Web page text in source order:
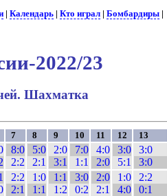
|Календарь |Кто играл |Бомбардиры
2022/23
Шахматка
7 8 9 10 11 12 13
8:0
2:2
5:0
2:1
2:0
3:1
7:0
1:1
4:0
2:0
3:0
5:1
3:0
3:0
2:2
2:1
1:0
1:1
1:1
1:2
3:0
0:2
2:0
2:1
1:0
4:0
2:2
0:1